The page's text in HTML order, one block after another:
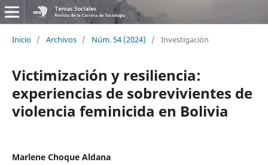
Inicio / Archivos / Núm. 54 (2024) / Investigación
Victimización y resiliencia:
experiencias de sobrevivientes de
violencia feminicida en Bolivia
Marlene Choque Aldana